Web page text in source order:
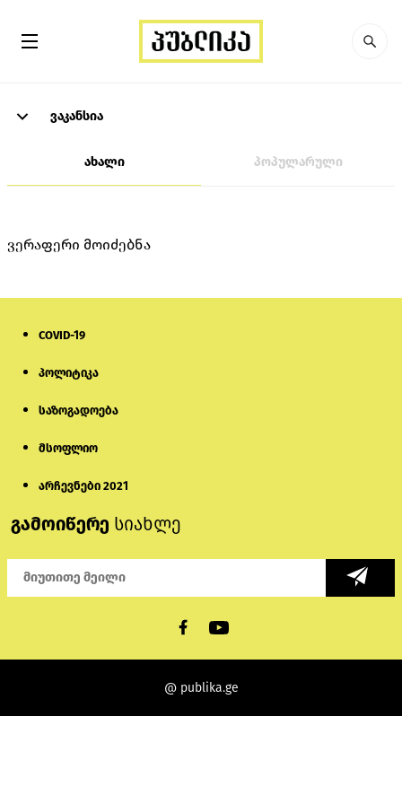
ვაკანსია
ახალი პოპულარული
ვერაფერი მოიძებნა
COVID-19
პოლიტიკა
საზოგადოება
მსოფლიო
არჩევნები 2021
გამოიწერე სიახლე
@ publika.ge